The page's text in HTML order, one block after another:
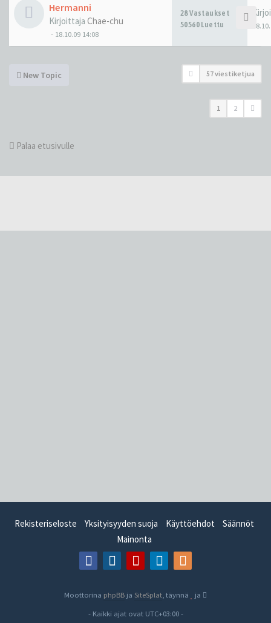
Hermanni
Kirjoittaja Chae-chu
- 18.10.09 14:08
28 Vastaukset
50560 Luettu
New Topic 57 viestiketjua
1 2
Palaa etusivulle
Rekisteriseloste Yksityisyyden suoja Käyttöehdot
Säännöt
Mainonta
Moottorina phpBB ja SiteSplat , täynnä
ja
- Kaikki ajat ovat UTC+03:00-